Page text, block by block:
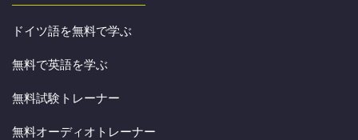
ドイツ語を無料で学ぶ
無料で英語を学ぶ
無料試験トレーナー
無料オーディオトレーナー